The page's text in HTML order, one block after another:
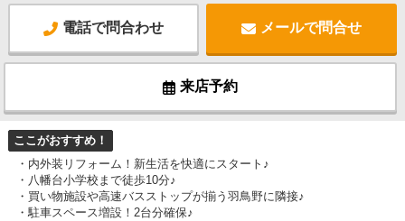
電話で問合わせ メールで問合せ
来店予約
ここがおすすめ！
・内外装リフォーム！新生活を快適にスタート♪
・八幡台小学校まで徒歩10分♪
・買い物施設や高速バスストップが揃う羽鳥野に隣接♪
・駐車スペース増設！2台分確保♪